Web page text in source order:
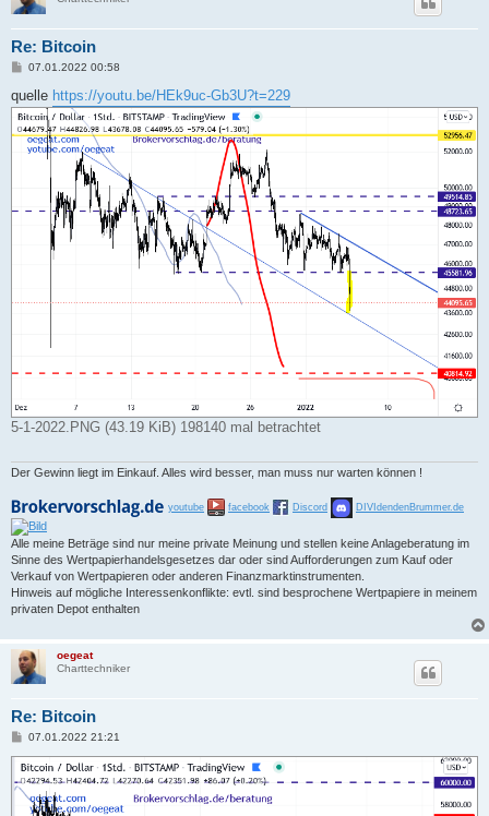
Re: Bitcoin
B
i
t
r
a
g
07.01.2022 00:58
quelle https://youtu.be/HEk9uc-Gb3U?t=229
5-1-2022.PNG (43.19 KiB) 198140 mal betrachtet
Der Gewinn liegt im Einkauf. Alles wird besser, man muss nur warten können !
youtube facebook Discord DIVIdendenBrummer.de
Alle meine Beträge sind nur meine private Meinung und stellen keine Anlageberatung im
Sinne des Wertpapierhandelsgesetzes dar oder sind Aufforderungen zum Kauf oder
Verkauf von Wertpapieren oder anderen Finanzmarktinstrumenten.
Hinweis auf mögliche Interessenkonflikte: evtl. sind besprochene Wertpapiere in meinem
privaten Depot enthalten
oegeat
Charttechniker
Re: Bitcoin
B
i
t
r
a
07.01.2022 21:21